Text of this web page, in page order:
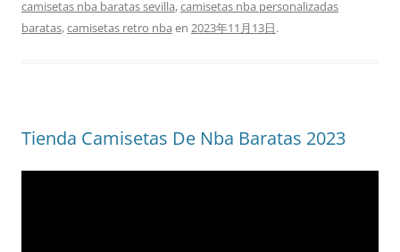
camisetas nba baratas sevilla,camisetas nba personalizadas
baratas,camisetas retro nba en 2023年11月13日.
Tienda Camisetas De Nba Baratas 2023